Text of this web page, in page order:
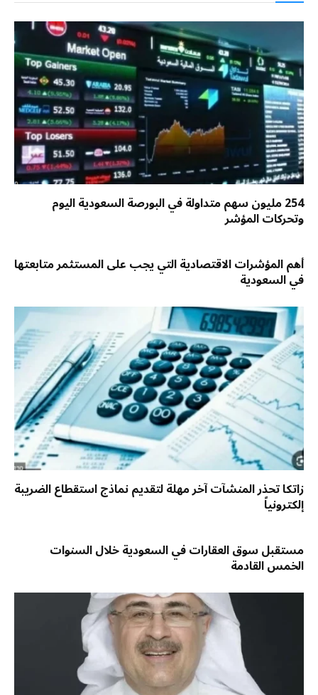
254 مليون سهم متداولة في البورصة السعودية اليوم
وتحركات المؤشر
أهم المؤشرات الاقتصادية التي يجب على المستثمر متابعتها
في السعودية
زاتكا تحذر المنشآت آخر مهلة لتقديم نماذج استقطاع الضريبة
إلكترونياً
مستقبل سوق العقارات في السعودية خلال السنوات
الخمس القادمة